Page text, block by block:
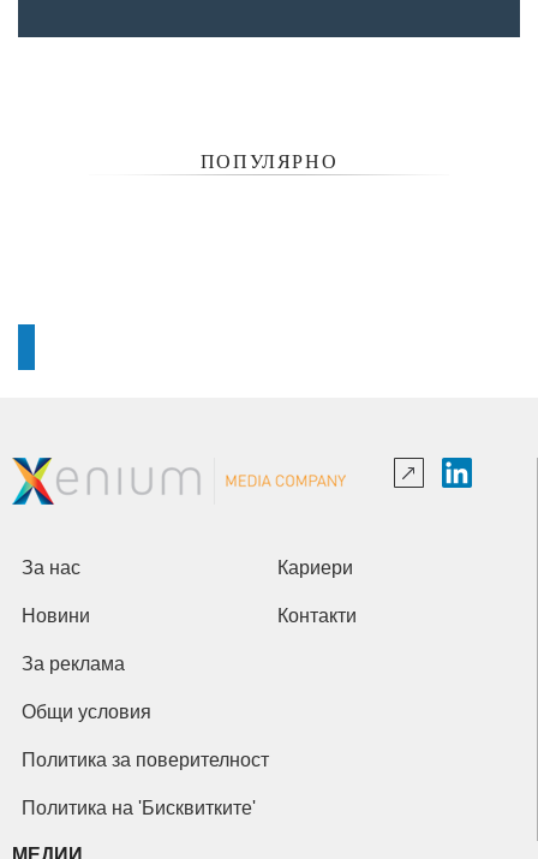
ПОПУЛЯРНО
За нас Кариери
Новини Контакти
За реклама
Общи условия
Политика за поверителност
Политика на 'Бисквитките'